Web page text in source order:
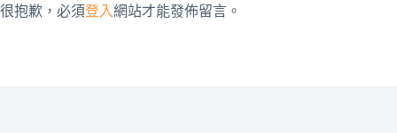
很抱歉，必須登入網站才能發佈留言。